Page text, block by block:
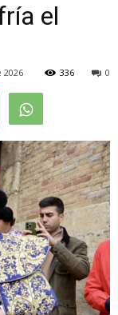
el
2026 0
336